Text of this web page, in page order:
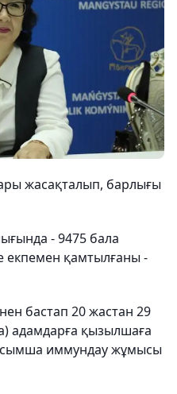
жасақталып, барлығы
- 9475 бала
екпемен қамтылғаны -
бастап 20 жастан 29
адамдарға қызылшаға
иммундау жұмысы